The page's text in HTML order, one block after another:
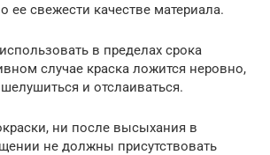
ее свежести качестве материала.
в пределах срока
случае краска ложится неровно,
и отслаиваться.
ни после высыхания в
не должны присутствовать